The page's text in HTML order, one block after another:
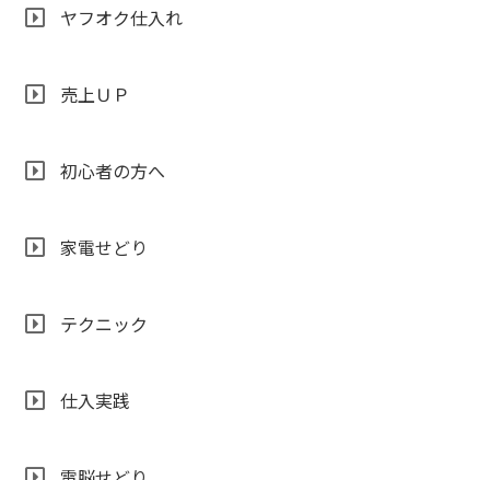
ヤフオク仕入れ
売上ＵＰ
初心者の方へ
家電せどり
テクニック
仕入実践